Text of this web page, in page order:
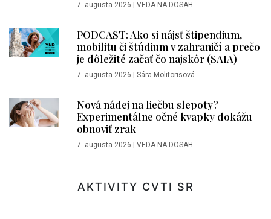
7. augusta 2026 VEDA NA DOSAH
PODCAST: Ako si nájsť štipendium,
mobilitu či štúdium v zahraničí a prečo
je dôležité začať čo najskôr (SAIA)
7. augusta 2026 Sára Molitorisová
Nová nádej na liečbu slepoty?
Experimentálne očné kvapky dokážu
obnoviť zrak
7. augusta 2026 VEDA NA DOSAH
AKTIVITY CVTI SR